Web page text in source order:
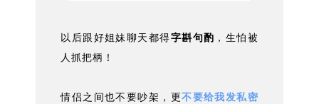
以后跟好姐妹聊天都得字斟句酌 ，生怕被
人抓把柄！
情侣之间也不要吵架，更不要给我发私密